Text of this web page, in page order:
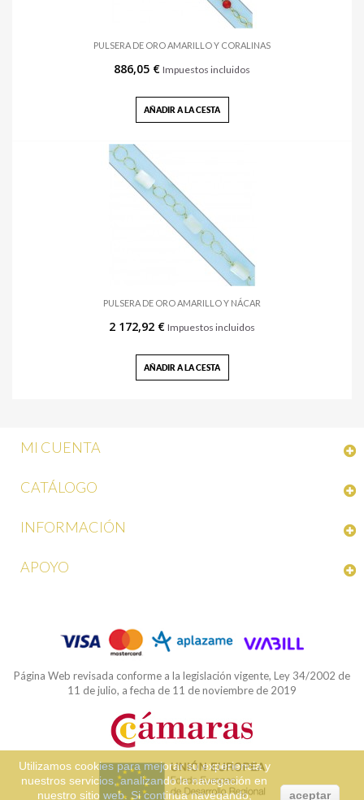
PULSERA DE ORO AMARILLO Y CORALINAS
886,05 € Impuestos incluidos
AÑADIR A LA CESTA
PULSERA DE ORO AMARILLO Y NÁCAR
2 172,92 € Impuestos incluidos
AÑADIR A LA CESTA
MI CUENTA
CATÁLOGO
INFORMACIÓN
APOYO
Utilizamos cookies para mejorar su experiencia y
nuestros servicios, analizando la navegación en
nuestro sitio web. Si continua navegando,
aceptar
Página Web revisada conforme a la legislación vigente, Ley 34/2002 de
11 de julio, a fecha de 11 de noviembre de 2019